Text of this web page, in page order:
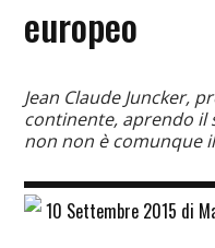
europeo
Jean Claude Juncker,
continente, aprendo il
non non è comunque
10 Settembre 2015 di